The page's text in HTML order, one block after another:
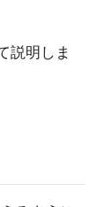
説明しま